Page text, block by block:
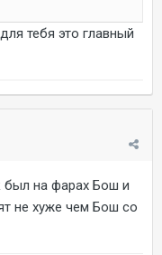
тебя это главный
был на фарах Бош и
не хуже чем Бош со